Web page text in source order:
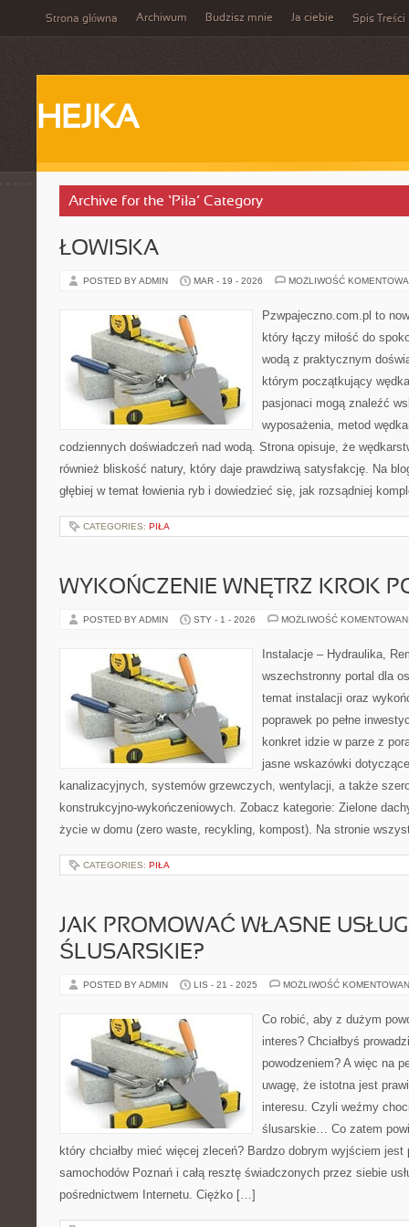
Strona główna Archiwum Budzisz mnie Ja ciebie Spis Treści
HEJKA
Archive for the ‘Piła’ Category
ŁOWISKA
POSTED BY ADMIN MAR - 19 - 2026 MOŻLIWOŚĆ
Pzwpajeczno.com.pl to
który łączy miłość do
wodą z praktycznym
którym początkujący
pasjonaci mogą znaleźć
wyposażenia, metod
codziennych doświadczeń nad wodą. Strona opisuje, że
również bliskość natury, który daje prawdziwą satysfakcję. Na
głębiej w temat łowienia ryb i dowiedzieć się, jak rozsądniej
CATEGORIES: PIŁA
WYKOŃCZENIE WNĘTRZ KROK
POSTED BY ADMIN STY - 1 - 2026 MOŻLIWOŚĆ
Instalacje – Hydraulika,
wszechstronny portal dla
temat instalacji oraz
poprawek po pełne
konkret idzie w parze z
jasne wskazówki
kanalizacyjnych, systemów grzewczych, wentylacji, a także
konstrukcyjno-wykończeniowych. Zobacz kategorie: Zielone
życie w domu (zero waste, recykling, kompost). Na stronie
CATEGORIES: PIŁA
JAK PROMOWAĆ WŁASNE
ŚLUSARSKIE?
POSTED BY ADMIN LIS - 21 - 2025 MOŻLIWOŚĆ
Co robić, aby z dużym
interes? Chciałbyś
powodzeniem? A więc na
uwagę, że istotna jest
interesu. Czyli weźmy
ślusarskie… Co zatem
który chciałby mieć więcej zleceń? Bardzo dobrym wyjściem jest
samochodów Poznań i całą resztę świadczonych przez siebie
pośrednictwem Internetu. Ciężko […]